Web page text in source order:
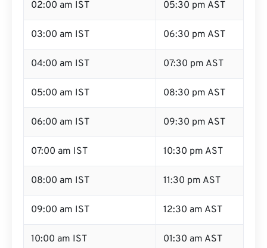
02:00 am IST 05:30 pm AST
03:00 am IST 06:30 pm AST
04:00 am IST 07:30 pm AST
05:00 am IST 08:30 pm AST
06:00 am IST 09:30 pm AST
07:00 am IST 10:30 pm AST
08:00 am IST 11:30 pm AST
09:00 am IST 12:30 am AST
10:00 am IST 01:30 am AST